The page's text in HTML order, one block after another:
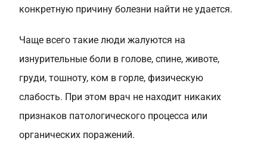
конкретную причину болезни найти не удается.
Чаще всего такие люди жалуются на
изнурительные боли в голове, спине, животе,
груди, тошноту, ком в горле, физическую
слабость. При этом врач не находит никаких
признаков патологического процесса или
органических поражений.